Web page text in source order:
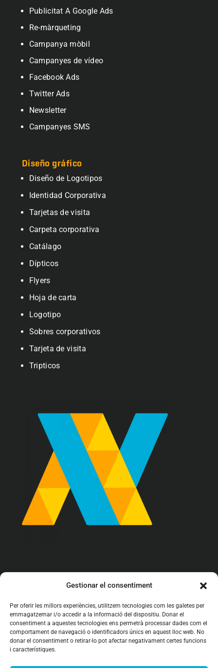
Gestionar el consentiment
Per oferir les millors experiències, utilitzem tecnologies com les galetes per
emmagatzemar i/o accedir a la informació del dispositiu. Donar el
consentiment a aquestes tecnologies ens permetrà processar dades com el
comportament de navegació o identificadors únics en aquest lloc web. No
donar el consentiment o retirar-lo pot afectar negativament certes funcions
i característiques.
Publicitat A Google Ads
Re-màrqueting
Campanya mòbil
Campanyes de vídeo
Facebook Ads
Twitter Ads
Newsletter
Campanyes SMS
Diseño gráfico
Diseño de Logotipos
Identidad Corporativa
Tarjetas de visita
Carpeta corporativa
Catálago
Dípticos
Flyers
Hoja de carta
Logotipo
Sobres corporativos
Tarjeta de visita
Tripticos
info@arrova.cat

C/ Girona 161 bajos
08402 Granollers (BCN)
